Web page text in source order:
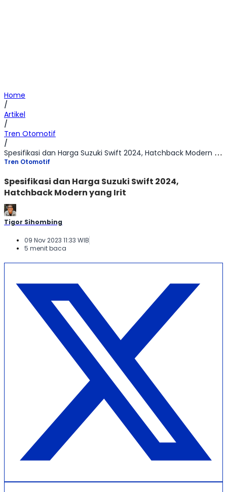
Home
/
Artikel
/
Tren Otomotif
/
Spesifikasi dan Harga Suzuki Swift 2024, Hatchback Modern yang Irit
Tren Otomotif
Spesifikasi dan Harga Suzuki Swift 2024,
Hatchback Modern yang Irit
Tigor Sihombing
09 Nov 2023 11:33 WIB
5 menit baca